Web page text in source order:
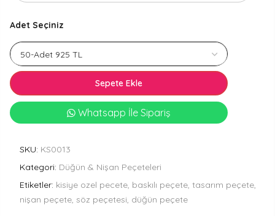
Adet Seçiniz
Sepete Ekle
Whatsapp İle Sipariş
SKU: KS0013
Kategori: Düğün & Nişan Peçeteleri
Etiketler: kisiye ozel pecete, baskılı peçete, tasarım peçete,
nişan peçete, söz peçetesi, düğün peçete